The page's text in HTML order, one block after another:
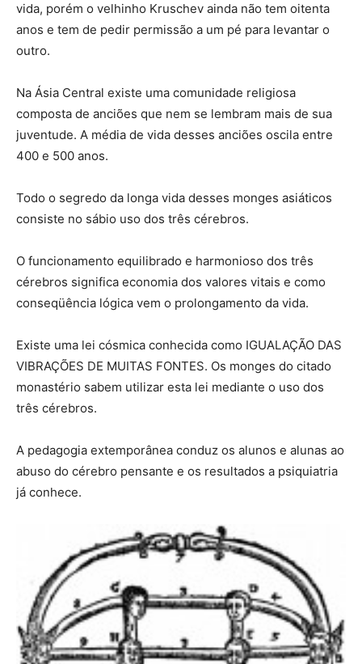
vida, porém o velhinho Kruschev ainda não tem oitenta
anos e tem de pedir permissão a um pé para levantar o
outro.
Na Ásia Central existe uma comunidade religiosa
composta de anciões que nem se lembram mais de sua
juventude. A média de vida desses anciões oscila entre
400 e 500 anos.
Todo o segredo da longa vida desses monges asiáticos
consiste no sábio uso dos três cérebros.
O funcionamento equilibrado e harmonioso dos três
cérebros significa economia dos valores vitais e como
conseqüência lógica vem o prolongamento da vida.
Existe uma lei cósmica conhecida como IGUALAÇÃO DAS
VIBRAÇÕES DE MUITAS FONTES. Os monges do citado
monastério sabem utilizar esta lei mediante o uso dos
três cérebros.
A pedagogia extemporânea conduz os alunos e alunas ao
abuso do cérebro pensante e os resultados a psiquiatria
já conhece.